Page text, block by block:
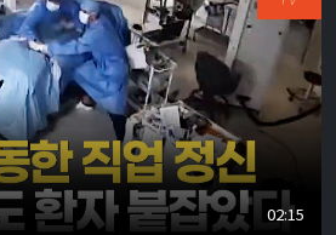
02:15